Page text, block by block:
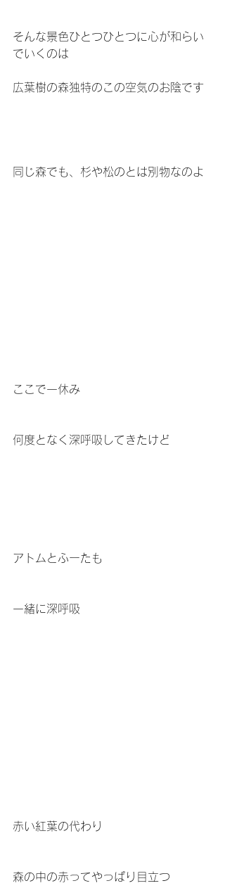
そんな景色ひとつひとつに心が和らい
でいくのは
広葉樹の森独特のこの空気のお陰です
同じ森でも、杉や松のとは別物なのよ
ここで一休み
何度となく深呼吸してきたけど
アトムとふーたも
一緒に深呼吸
赤い紅葉の代わり
森の中の赤ってやっぱり目立つ